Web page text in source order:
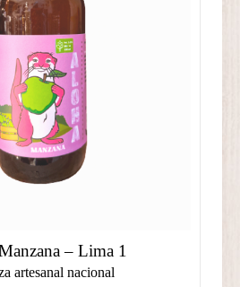
– Lima 1
artesanal nacional